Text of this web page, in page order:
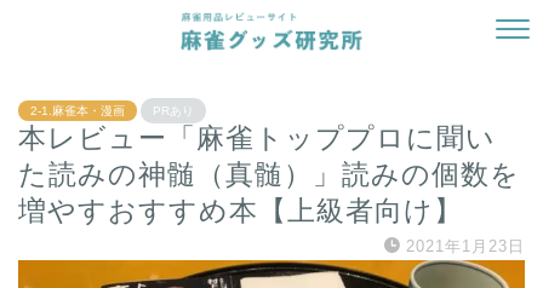
2-1.麻雀本・漫画 PRあり
本レビュー「麻雀トッププロに聞い
た読みの神髄（真髄）」読みの個数を
増やすおすすめ本【上級者向け】
2021年1月23日